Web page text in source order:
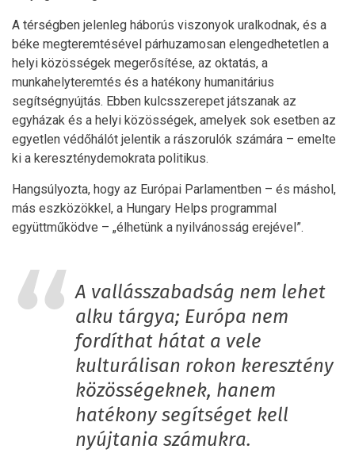
A térségben jelenleg háborús viszonyok uralkodnak, és a
béke megteremtésével párhuzamosan elengedhetetlen a
helyi közösségek megerősítése, az oktatás, a
munkahelyteremtés és a hatékony humanitárius
segítségnyújtás. Ebben kulcsszerepet játszanak az
egyházak és a helyi közösségek, amelyek sok esetben az
egyetlen védőhálót jelentik a rászorulók számára – emelte
ki a kereszténydemokrata politikus.
Hangsúlyozta, hogy az Európai Parlamentben – és máshol,
más eszközökkel, a Hungary Helps programmal
együttműködve – „élhetünk a nyilvánosság erejével”.
A vallásszabadság nem lehet
alku tárgya; Európa nem
fordíthat hátat a vele
kulturálisan rokon keresztény
közösségeknek, hanem
hatékony segítséget kell
nyújtania számukra.